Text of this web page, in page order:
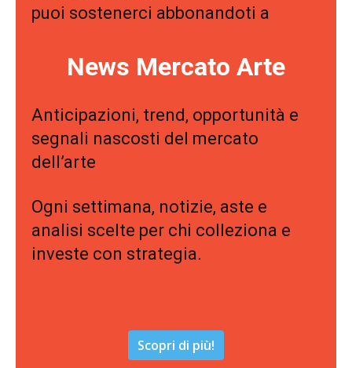
puoi sostenerci abbonandoti a
News Mercato Arte
Anticipazioni, trend, opportunità e
segnali nascosti del mercato
dell’arte
Ogni settimana, notizie, aste e
analisi scelte per chi colleziona e
investe con strategia.
Scopri di più!